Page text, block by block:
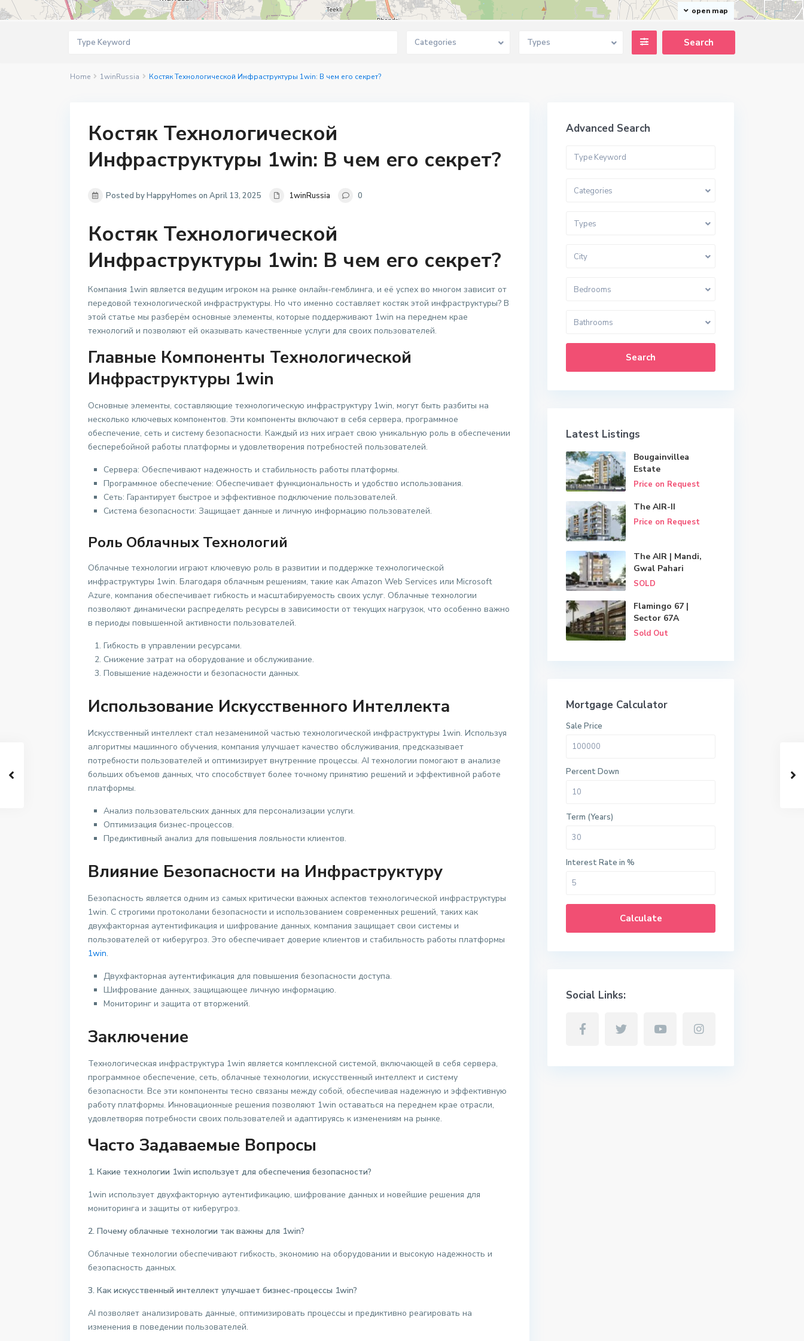
open map
Categories Types
Home 1winRussia Костяк Технологической Инфраструктуры 1win: В чем его секрет?
Костяк Технологической
Инфраструктуры 1win: В чем его секрет?
Posted by HappyHomes on April 13, 2025 1winRussia 0
Костяк Технологической
Инфраструктуры 1win: В чем его секрет?
Компания 1win является ведущим игроком на рынке онлайн-гемблинга, и её успех во многом зависит от
передовой технологической инфраструктуры. Но что именно составляет костяк этой инфраструктуры? В
этой статье мы разберём основные элементы, которые поддерживают 1win на переднем крае
технологий и позволяют ей оказывать качественные услуги для своих пользователей.
Главные Компоненты Технологической
Инфраструктуры 1win
Основные элементы, составляющие технологическую инфраструктуру 1win, могут быть разбиты на
несколько ключевых компонентов. Эти компоненты включают в себя сервера, программное
обеспечение, сеть и систему безопасности. Каждый из них играет свою уникальную роль в обеспечении
бесперебойной работы платформы и удовлетворения потребностей пользователей.
Сервера: Обеспечивают надежность и стабильность работы платформы.
Программное обеспечение: Обеспечивает функциональность и удобство использования.
Сеть: Гарантирует быстрое и эффективное подключение пользователей.
Система безопасности: Защищает данные и личную информацию пользователей.
Роль Облачных Технологий
Облачные технологии играют ключевую роль в развитии и поддержке технологической
инфраструктуры 1win. Благодаря облачным решениям, такие как Amazon Web Services или Microsoft
Azure, компания обеспечивает гибкость и масштабируемость своих услуг. Облачные технологии
позволяют динамически распределять ресурсы в зависимости от текущих нагрузок, что особенно важно
в периоды повышенной активности пользователей.
Гибкость в управлении ресурсами.
Снижение затрат на оборудование и обслуживание.
Повышение надежности и безопасности данных.
Использование Искусственного Интеллекта
Искусственный интеллект стал незаменимой частью технологической инфраструктуры 1win. Используя
алгоритмы машинного обучения, компания улучшает качество обслуживания, предсказывает
потребности пользователей и оптимизирует внутренние процессы. AI технологии помогают в анализе
больших объемов данных, что способствует более точному принятию решений и эффективной работе
платформы.
Анализ пользовательских данных для персонализации услуги.
Оптимизация бизнес-процессов.
Предиктивный анализ для повышения лояльности клиентов.
Влияние Безопасности на Инфраструктуру
Безопасность является одним из самых критически важных аспектов технологической инфраструктуры
1win. С строгими протоколами безопасности и использованием современных решений, таких как
двухфакторная аутентификация и шифрование данных, компания защищает свои системы и
пользователей от киберугроз. Это обеспечивает доверие клиентов и стабильность работы платформы
1win.
Двухфакторная аутентификация для повышения безопасности доступа.
Шифрование данных, защищающее личную информацию.
Мониторинг и защита от вторжений.
Заключение
Технологическая инфраструктура 1win является комплексной системой, включающей в себя сервера,
программное обеспечение, сеть, облачные технологии, искусственный интеллект и систему
безопасности. Все эти компоненты тесно связаны между собой, обеспечивая надежную и эффективную
работу платформы. Инновационные решения позволяют 1win оставаться на переднем крае отрасли,
удовлетворяя потребности своих пользователей и адаптируясь к изменениям на рынке.
Часто Задаваемые Вопросы
1. Какие технологии 1win использует для обеспечения безопасности?
1win использует двухфакторную аутентификацию, шифрование данных и новейшие решения для
мониторинга и защиты от киберугроз.
2. Почему облачные технологии так важны для 1win?
Облачные технологии обеспечивают гибкость, экономию на оборудовании и высокую надежность и
безопасность данных.
3. Как искусственный интеллект улучшает бизнес-процессы 1win?
AI позволяет анализировать данные, оптимизировать процессы и предиктивно реагировать на
изменения в поведении пользователей.
Advanced Search
Categories
Types
City
Bedrooms
Bathrooms
Search
Latest Listings
Bougainvillea
Estate
Price on Request
The AIR-II
Price on Request
The AIR | Mandi,
Gwal Pahari
SOLD
Flamingo 67 |
Sector 67A
Sold Out
Mortgage Calculator
Sale Price
Percent Down
Term (Years)
Interest Rate in %
Calculate
Social Links: